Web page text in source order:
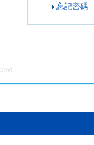
忘記密碼
3200